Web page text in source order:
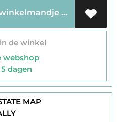
Voeg toe aan mijn winkelmandje
de winkel
dagen
MAP